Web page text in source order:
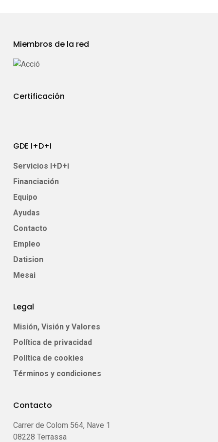
Miembros de la red
Certificación
GDE I+D+i
Servicios I+D+i
Financiación
Equipo
Ayudas
Contacto
Empleo
Datision
Mesai
Legal
Misión, Visión y Valores
Política de privacidad
Política de cookies
Términos y condiciones
Contacto
Carrer de Colom 564, Nave 1
08228 Terrassa